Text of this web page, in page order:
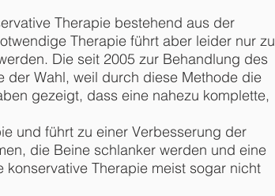
Therapie bestehend aus der
Therapie führt aber leider nur zu
Die seit 2005 zur Behandlung des
der Wahl, weil durch diese Methode die
gezeigt, dass eine nahezu komplette,
und führt zu einer Verbesserung der
die Beine schlanker werden und eine
Therapie meist sogar nicht